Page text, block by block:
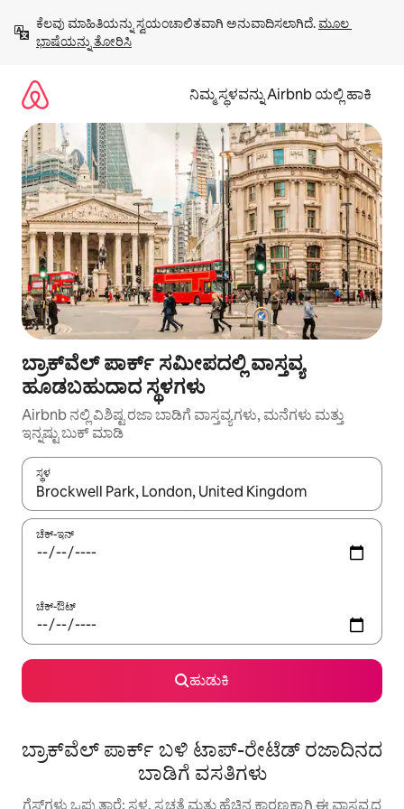
ಹೋಗಿ
ಕೆಲವು ಮಾಹಿತಿಯನ್ನು ಸ್ವಯಂಚಾಲಿತವಾಗಿ ಅನುವಾದಿಸಲಾಗಿದೆ. ಮೂಲ
ಭಾಷೆಯನ್ನು ತೋರಿಸಿ
ನಿಮ್ಮ ಸ್ಥಳವನ್ನು Airbnb ಯಲ್ಲಿ ಹಾಕಿ
ಬ್ರಾಕ್‌ವೆಲ್ ಪಾರ್ಕ್ ಸಮೀಪದಲ್ಲಿ ವಾಸ್ತವ್ಯ
ಹೂಡಬಹುದಾದ ಸ್ಥಳಗಳು
Airbnb ನಲ್ಲಿ ವಿಶಿಷ್ಟ ರಜಾ ಬಾಡಿಗೆ ವಾಸ್ತವ್ಯಗಳು, ಮನೆಗಳು ಮತ್ತು
ಇನ್ನಷ್ಟು ಬುಕ್ ಮಾಡಿ
ಸ್ಥಳ
ಫಲಿತಾಂಶಗಳು ಲಭ್ಯವಿರುವಾಗ, ಅಪ್ ಮತ್ತು ಡೌನ್ ಬಾಣದ ಕೀಲಿಗಳೊಂದಿಗೆ
ಚೆಕ್-ಇನ್
ಚೆಕ್-ಔಟ್
ಹುಡುಕಿ
ಬ್ರಾಕ್‌ವೆಲ್ ಪಾರ್ಕ್ ಬಳಿ ಟಾಪ್-ರೇಟೆಡ್ ರಜಾದಿನದ
ಬಾಡಿಗೆ ವಸತಿಗಳು
ಗೆಸ್ಟ್‌ಗಳು ಒಪ್ಪುತ್ತಾರೆ: ಸ್ಥಳ, ಸ್ವಚ್ಛತೆ ಮತ್ತು ಹೆಚ್ಚಿನ ಕಾರಣಕ್ಕಾಗಿ ಈ ವಾಸ್ತವ್ಯದ